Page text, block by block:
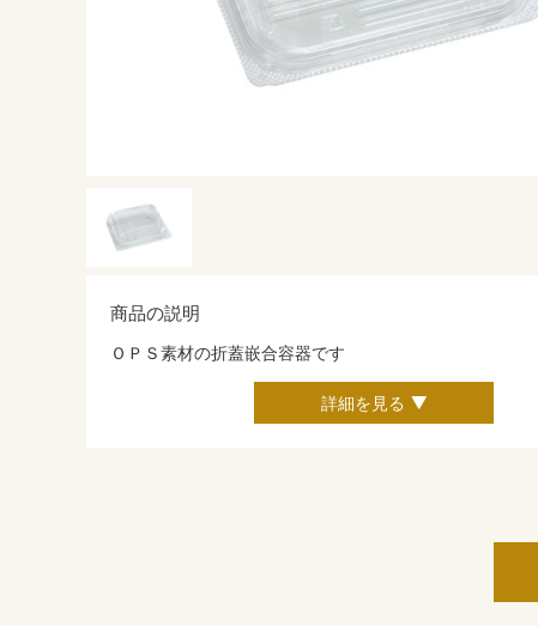
商品の説明
ＯＰＳ素材の折蓋嵌合容器です
詳細を見る